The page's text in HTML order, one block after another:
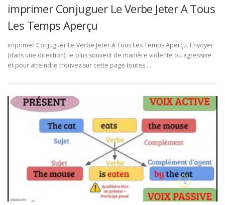
imprimer Conjuguer Le Verbe Jeter A Tous
Les Temps Aperçu
imprimer Conjuguer Le Verbe Jeter A Tous Les Temps Aperçu. Envoyer
(dans une direction), le plus souvent de manière violente ou agressive
et pour atteindre trouvez sur cette page toutes …